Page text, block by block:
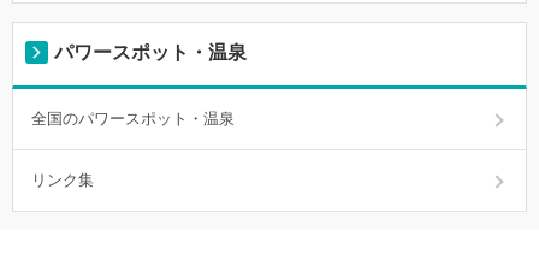
パワースポット・温泉
全国のパワースポット・温泉
リンク集